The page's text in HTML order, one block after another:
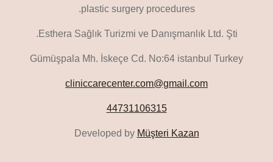
plastic surgery procedures.
Esthera Sağlık Turizmi ve Danışmanlık Ltd. Şti.
Gümüşpala Mh. İskeçe Cd. No:64 istanbul Turkey
cliniccarecenter.com@gmail.com
44731106315
Developed by Müşteri Kazan